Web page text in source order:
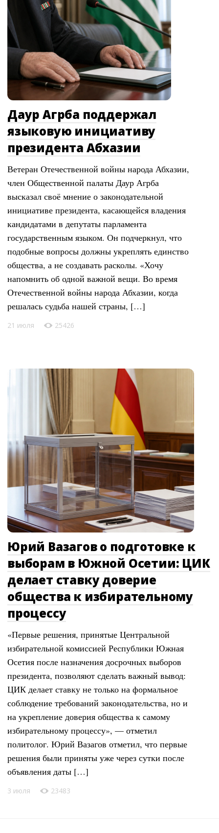
Даур Агрба поддержал
языковую инициативу
президента Абхазии
Ветеран Отечественной войны народа Абхазии,
член Общественной палаты Даур Агрба
высказал своё мнение о законодательной
инициативе президента, касающейся владения
кандидатами в депутаты парламента
государственным языком. Он подчеркнул, что
подобные вопросы должны укреплять единство
общества, а не создавать расколы. «Хочу
напомнить об одной важной вещи. Во время
Отечественной войны народа Абхазии, когда
решалась судьба нашей страны, […]
21 июля 25426
Юрий Вазагов о подготовке к
выборам в Южной Осетии: ЦИК
делает ставку доверие
общества к избирательному
процессу
«Первые решения, принятые Центральной
избирательной комиссией Республики Южная
Осетия после назначения досрочных выборов
президента, позволяют сделать важный вывод:
ЦИК делает ставку не только на формальное
соблюдение требований законодательства, но и
на укрепление доверия общества к самому
избирательному процессу», — отметил
политолог. Юрий Вазагов отметил, что первые
решения были приняты уже через сутки после
объявления даты […]
3 июля 23483